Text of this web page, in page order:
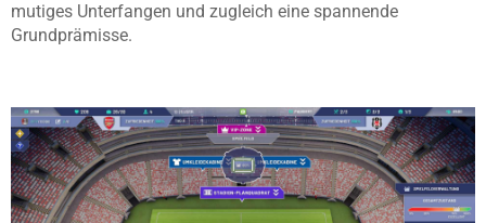
mutiges Unterfangen und zugleich eine spannende
Grundprämisse.